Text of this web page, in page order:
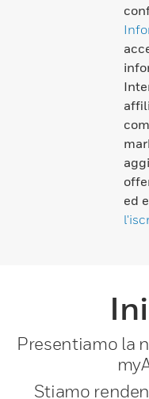
ed
Presentiamo la
Stiamo